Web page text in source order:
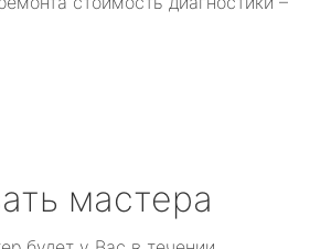
мастера